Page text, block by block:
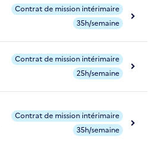
Contrat de mission intérimaire
35h/semaine
Contrat de mission intérimaire
25h/semaine
Contrat de mission intérimaire
35h/semaine